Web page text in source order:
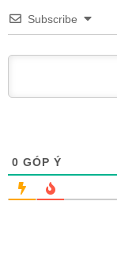
Subscribe
0 GÓP Ý